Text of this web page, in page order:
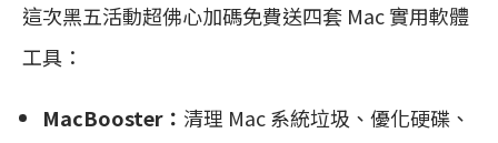
這次黑五活動超佛心加碼免費送四套 Mac 實用軟體
工具：
MacBooster： 清理 Mac 系統垃圾、優化硬碟、